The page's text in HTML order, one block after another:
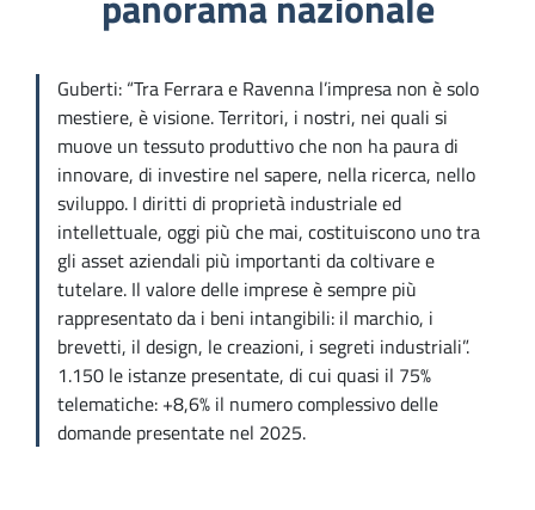
Guberti: “Tra Ferrara e Ravenna l’impresa non è solo
mestiere, è visione. Territori, i nostri, nei quali si
muove un tessuto produttivo che non ha paura di
innovare, di investire nel sapere, nella ricerca, nello
sviluppo. I diritti di proprietà industriale ed
intellettuale, oggi più che mai, costituiscono uno tra
gli asset aziendali più importanti da coltivare e
tutelare. Il valore delle imprese è sempre più
rappresentato da i beni intangibili: il marchio, i
brevetti, il design, le creazioni, i segreti industriali”.
1.150 le istanze presentate, di cui quasi il 75%
telematiche: +8,6% il numero complessivo delle
domande presentate nel 2025.